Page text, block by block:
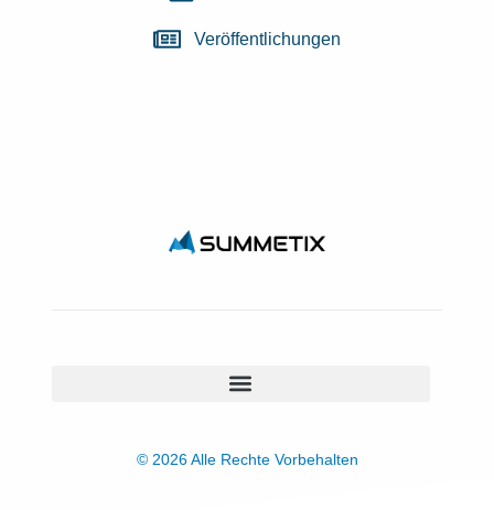
Veröffentlichungen
© 2026 Alle Rechte Vorbehalten